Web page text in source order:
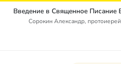
Сорокин Александр, протоиерей